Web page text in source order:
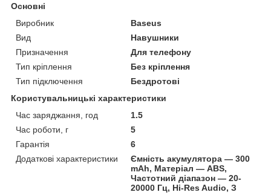
Основні
Виробник
Baseus
Вид
Навушники
Призначення
Для телефону
Тип кріплення
Без кріплення
Тип підключення
Бездротові
Користувальницькі характеристики
Час заряджання, год
1.5
Час роботи, г
5
Гарантія
6
Додаткові характеристики
Ємність акумулятора — 300
mAh, Матеріал — ABS,
Частотний діапазон — 20-
20000 Гц, Hi-Res Audio, З